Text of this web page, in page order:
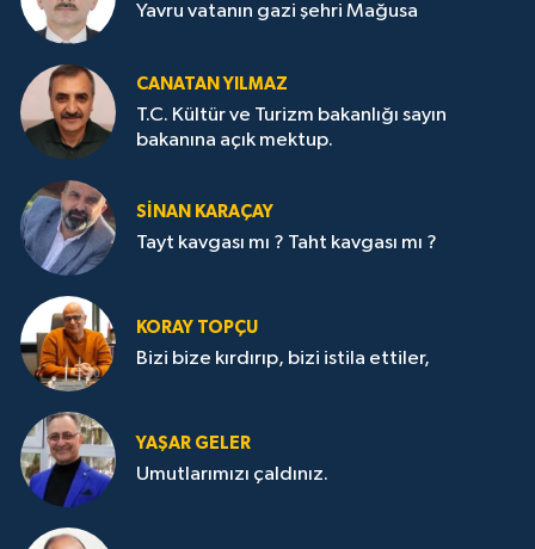
Yavru vatanın gazi şehri Mağusa
CANATAN YILMAZ
T.C. Kültür ve Turizm bakanlığı sayın
bakanına açık mektup.
SİNAN KARAÇAY
Tayt kavgası mı ? Taht kavgası mı ?
KORAY TOPÇU
Bizi bize kırdırıp, bizi istila ettiler,
YAŞAR GELER
Umutlarımızı çaldınız.